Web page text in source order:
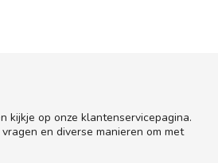
kijkje op onze klantenservicepagina.
en diverse manieren om met